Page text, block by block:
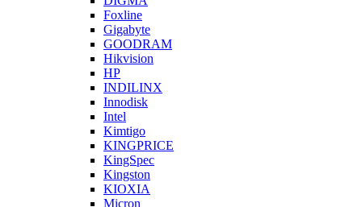
Foxline
Gigabyte
GOODRAM
Hikvision
HP
INDILINX
Innodisk
Intel
Kimtigo
KINGPRICE
KingSpec
Kingston
KIOXIA
Micron